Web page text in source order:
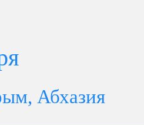
Абхазия